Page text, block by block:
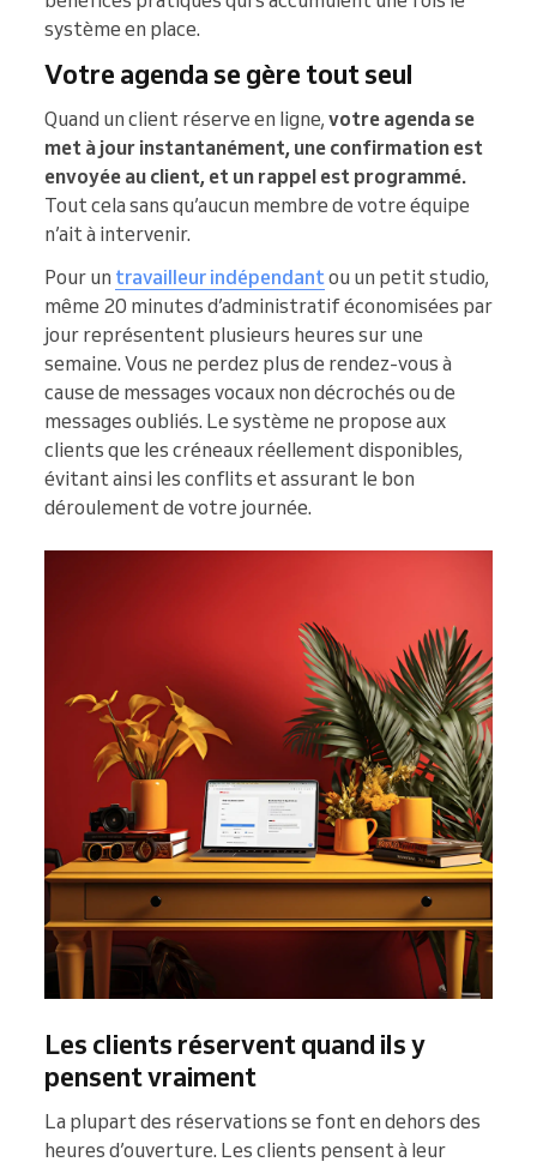
système en place.
Votre agenda se gère tout seul
Quand un client réserve en ligne, votre agenda se
met à jour instantanément, une confirmation est
envoyée au client, et un rappel est programmé.
Tout cela sans qu’aucun membre de votre équipe
n’ait à intervenir.
Pour un travailleur indépendantou un petit studio,
même 20 minutes d’administratif économisées par
jour représentent plusieurs heures sur une
semaine. Vous ne perdez plus de rendez-vous à
cause de messages vocaux non décrochés ou de
messages oubliés. Le système ne propose aux
clients que les créneaux réellement disponibles,
évitant ainsi les conflits et assurant le bon
déroulement de votre journée.
Les clients réservent quand ils y
pensent vraiment
La plupart des réservations se font en dehors des
heures d’ouverture. Les clients pensent à leur